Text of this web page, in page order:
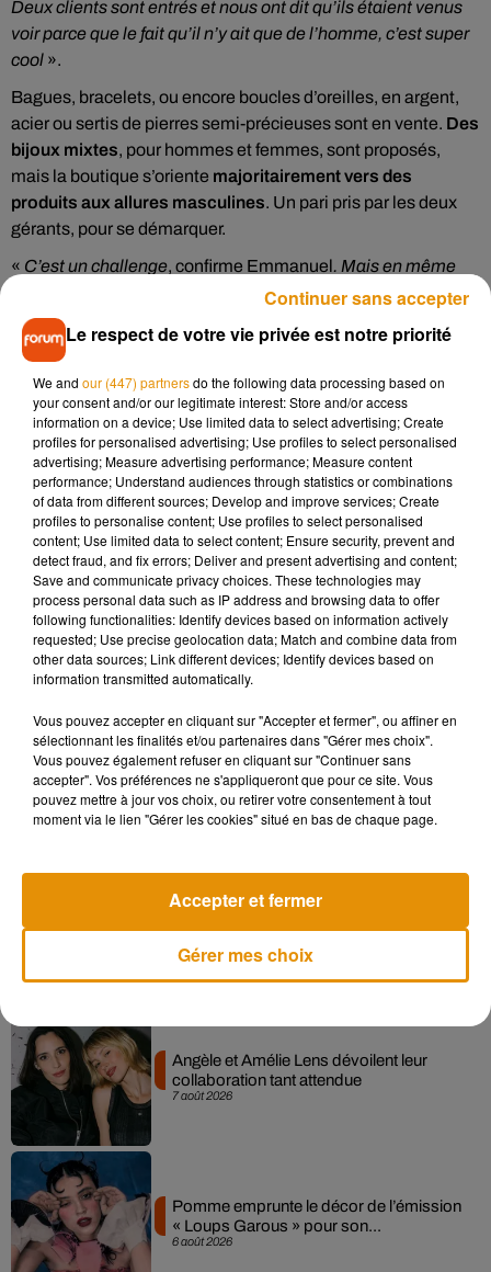
Deux clients sont entrés et nous ont dit qu’ils étaient venus
voir parce que le fait qu’il n’y ait que de l’homme, c’est super
cool ».
Bagues, bracelets, ou encore boucles d’oreilles, en argent,
acier ou sertis de pierres semi-précieuses sont en vente. Des
bijoux mixtes, pour hommes et femmes, sont proposés,
mais la boutique s’oriente majoritairement vers des
produits aux allures masculines. Un pari pris par les deux
gérants, pour se démarquer.
« C’est un challenge, confirme Emmanuel. Mais en même
temps il y a une place pour ça, on en est persuadé . La
société évolue.
à se faire beau. Et à titre personnel, je trouve qu’il est
homme, d’avoir du choix, en termes de prix, en termes de
gamme. Et c’est pareil pour les bijoux».
Emmanuel et Kévin ont choisi également de mettre en avant
des jeunes créateurs français, des bijoux originaux «qu’on
ne voit pas partout
L’Atelier Colbert Bijouterie situé au 80 rue Colbert, est ouvert
du mardi au samedi.
7 août 2026
Madonna sort enfin le remix de « Love
Sensation » avec Kylie Minogue
7 août 2026
Angèle et Amélie Lens dévoilent leur
collaboration tant attendue
6 août 2026
Pomme emprunte le décor de l’émission
« Loups Garous » pour son...
Le respect de votre vie privée est notre priorité
We and our (447) partnersdo the following data processing based on
your consent and/or our legitimate interest: Store and/or access
information on a device; Use limited data to select advertising; Create
profiles for personalised advertising; Use profiles to select personalised
advertising; Measure advertising performance; Measure content
performance; Understand audiences through statistics or combinations
of data from different sources; Develop and improve services; Create
profiles to personalise content; Use profiles to select personalised
content; Use limited data to select content; Ensure security, prevent and
detect fraud, and fix errors; Deliver and present advertising and content;
Save and communicate privacy choices. These technologies may
process personal data such as IP address and browsing data to offer
following functionalities: Identify devices based on information actively
requested; Use precise geolocation data; Match and combine data from
other data sources; Link different devices; Identify devices based on
information transmitted automatically.
Vous pouvez accepter en cliquant sur "Accepter et fermer", ou affiner en
sélectionnant les finalités et/ou partenaires dans "Gérer mes choix".
Vous pouvez également refuser en cliquant sur "Continuer sans
accepter". Vos préférences ne s'appliqueront que pour ce site. Vous
pouvez mettre à jour vos choix, ou retirer votre consentement à tout
moment via le lien "Gérer les cookies" situé en bas de chaque page.
Gérer mes choix
Accepter et fermer
Continuer sans accepter